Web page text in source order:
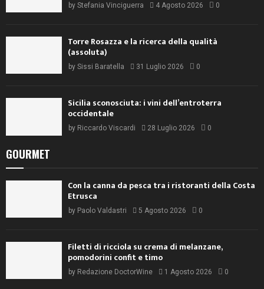
by Stefania Vinciguerra 4 Agosto 2026 0
Torre Rosazza e la ricerca della qualità
(assoluta)
by Sissi Baratella 31 Luglio 2026 0
Sicilia sconosciuta: i vini dell’entroterra
occidentale
by Riccardo Viscardi 28 Luglio 2026 0
GOURMET
Con la canna da pesca tra i ristoranti della Costa
Etrusca
by Paolo Valdastri 5 Agosto 2026 0
Filetti di ricciola su crema di melanzane,
pomodorini confit e timo
by Redazione DoctorWine 1 Agosto 2026 0